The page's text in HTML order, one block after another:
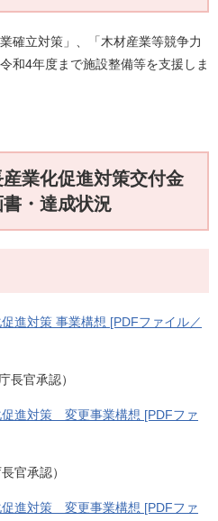
確立対策」、「木材産業等競争力
和4年度まで施設整備等を支援しま
業化促進対策交付金
・達成状況
進対策 事業構想 [PDFファイル／
長官承認）
進対策 変更事業構想 [PDFファ
官承認）
進対策 変更事業構想 [PDFファ